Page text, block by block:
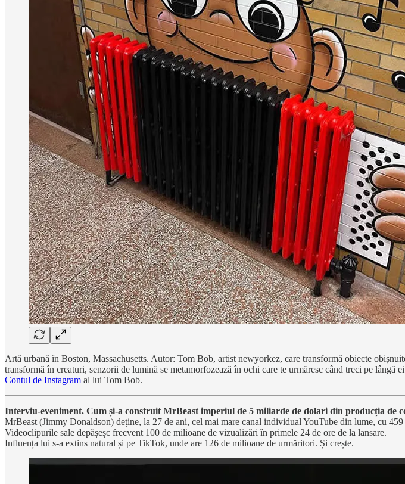
Artă urbană în Boston, Massachusetts. Autor: Tom Bob, artist newyorkez, care transformă obiecte
transformă în creaturi, senzorii de lumină se metamorfozează în ochi care te urmăresc când treci pe lângă
Contul de Instagram al lui Tom Bob.
Interviu-eveniment. Cum și-a construit MrBeast imperiul de 5 miliarde de dolari din producția de
MrBeast (Jimmy Donaldson) deține, la 27 de ani, cel mai mare canal individual YouTube din lume, cu
Videoclipurile sale depășeșc frecvent 100 de milioane de vizualizări în primele 24 de ore de la lansare.
Influența lui s-a extins natural și pe TikTok, unde are 126 de milioane de urmăritori. Și crește.